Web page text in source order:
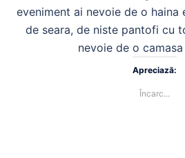
eveniment ai nevoie de o haina
de seara, de niste pantofi cu
nevoie de o
Apreciază:
Încarc...